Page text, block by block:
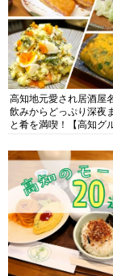
高知地元愛され居酒屋
飲みからどっぷり深夜
と肴を満喫！【高知グ